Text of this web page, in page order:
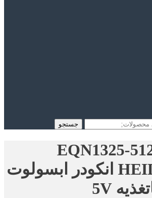
جستجو
EQN1325-
HEIDENHAIN انکودر ابسولوت